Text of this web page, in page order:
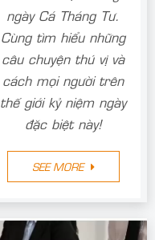
ngày Cá Tháng Tư.
Cùng tìm hiểu những
câu chuyện thú vị và
cách mọi người trên
thế giới kỷ niệm ngày
đặc biệt này!
SEE MORE